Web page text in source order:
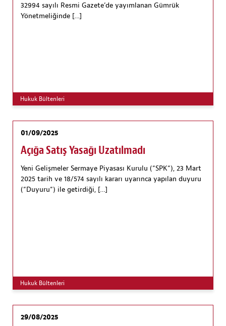
32994 sayılı Resmi Gazete’de yayımlanan Gümrük
Yönetmeliğinde […]
Hukuk Bültenleri
01/09/2025
Açığa Satış Yasağı Uzatılmadı
Yeni Gelişmeler Sermaye Piyasası Kurulu (“SPK“), 23 Mart
2025 tarih ve 18/574 sayılı kararı uyarınca yapılan duyuru
(“Duyuru“) ile getirdiği, […]
Hukuk Bültenleri
29/08/2025